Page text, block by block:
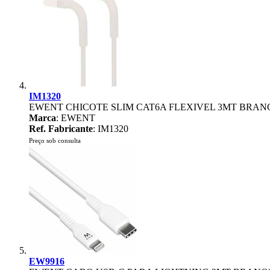
IM1320
EWENT CHICOTE SLIM CAT6A FLEXIVEL 3MT
Marca: EWENT
Ref. Fabricante: IM1320
Preço sob consulta
EW9916